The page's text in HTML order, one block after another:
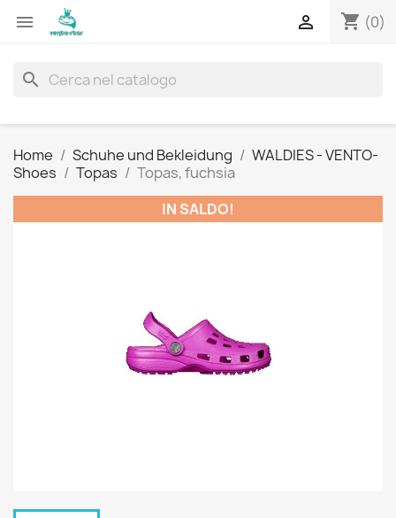
 shopping_cart (0)

search
Home Schuhe und Bekleidung
WALDIES - VENTO-
Shoes
Topas
Topas, fuchsia
IN SALDO!